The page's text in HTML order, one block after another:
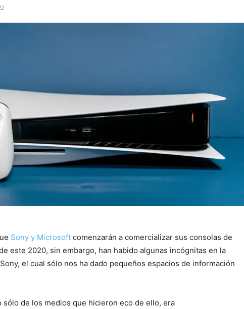
Botin
Sony y Microsoft comenzarán a comercializar sus consolas de
este 2020, sin embargo, han habido algunas incógnitas en la
el cual sólo nos ha dado pequeños espacios de información
sólo de los medios que hicieron eco de ello, era